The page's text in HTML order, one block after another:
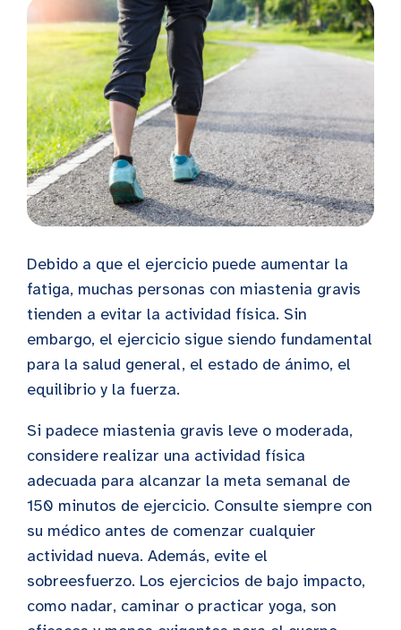
Debido a que el ejercicio puede aumentar la
fatiga, muchas personas con miastenia gravis
tienden a evitar la actividad física. Sin
embargo, el ejercicio sigue siendo fundamental
para la salud general, el estado de ánimo, el
equilibrio y la fuerza.
Si padece miastenia gravis leve o moderada,
considere realizar una actividad física
adecuada para alcanzar la meta semanal de
150 minutos de ejercicio. Consulte siempre con
su médico antes de comenzar cualquier
actividad nueva. Además, evite el
sobreesfuerzo. Los ejercicios de bajo impacto,
como nadar, caminar o practicar yoga, son